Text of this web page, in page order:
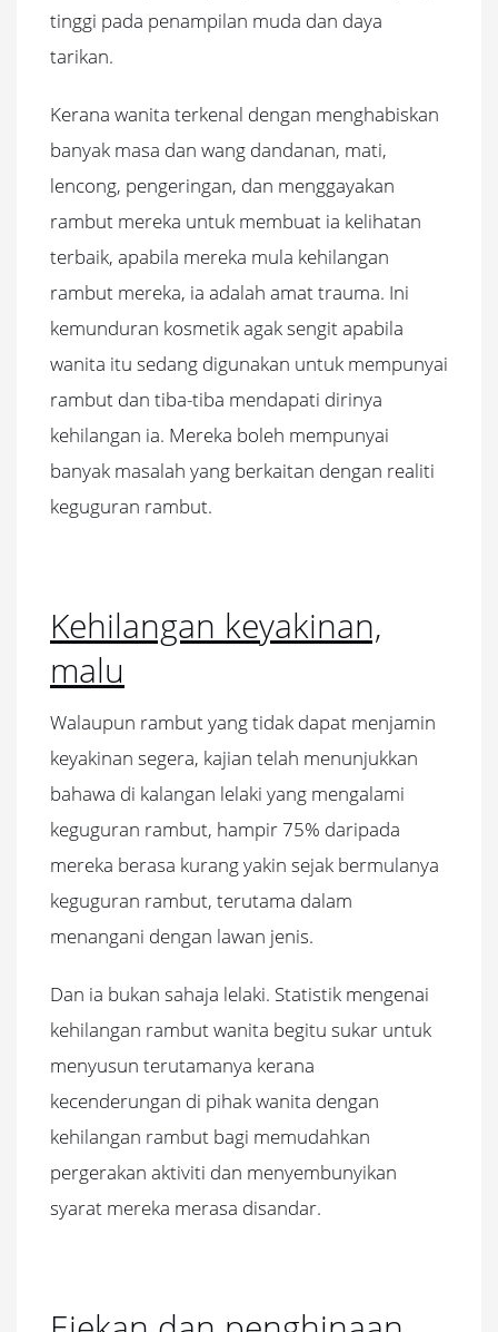
tinggi pada penampilan muda dan daya
tarikan.
Kerana wanita terkenal dengan menghabiskan
banyak masa dan wang dandanan, mati,
lencong, pengeringan, dan menggayakan
rambut mereka untuk membuat ia kelihatan
terbaik, apabila mereka mula kehilangan
rambut mereka, ia adalah amat trauma. Ini
kemunduran kosmetik agak sengit apabila
wanita itu sedang digunakan untuk mempunyai
rambut dan tiba-tiba mendapati dirinya
kehilangan ia. Mereka boleh mempunyai
banyak masalah yang berkaitan dengan realiti
keguguran rambut.
Kehilangan keyakinan,
malu
Walaupun rambut yang tidak dapat menjamin
keyakinan segera, kajian telah menunjukkan
bahawa di kalangan lelaki yang mengalami
keguguran rambut, hampir 75% daripada
mereka berasa kurang yakin sejak bermulanya
keguguran rambut, terutama dalam
menangani dengan lawan jenis.
Dan ia bukan sahaja lelaki. Statistik mengenai
kehilangan rambut wanita begitu sukar untuk
menyusun terutamanya kerana
kecenderungan di pihak wanita dengan
kehilangan rambut bagi memudahkan
pergerakan aktiviti dan menyembunyikan
syarat mereka merasa disandar.